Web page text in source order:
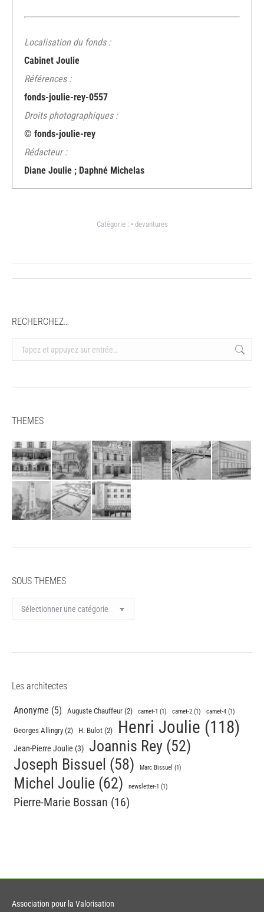
Localisation du fonds :
Cabinet Joulie
Références :
fonds-joulie-rey-0557
Droits photographiques :
© fonds-joulie-rey
Rédacteur :
Diane Joulie ; Daphné Michelas
Catégorie : • devantures
Navigation
RECHERCHEZ…
Recherche
:
THEMES
SOUS THEMES
SOUS
THEMES
Les architectes
Anonyme (5) Auguste Chauffeur (2) carnet-1 (1) carnet-2 (1) carnet-4 (1)
Georges Allingry (2) H. Bulot (2) Henri Joulie (118)
Jean-Pierre Joulie (3) Joannis Rey (52)
Joseph Bissuel (58) Marc Bissuel (1)
Michel Joulie (62) newsletter-1 (1)
Pierre-Marie Bossan (16)
Association pour la Valorisation